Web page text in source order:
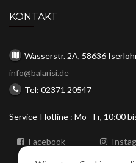
KONTAKT
Wasserstr. 2A, 58636
info@balarisi.de
Tel: 02371 20547
Service-Hotline : Mo - Fr, 10:00
Facebook